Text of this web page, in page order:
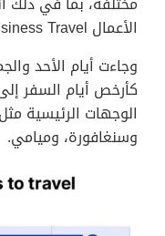
الأعمال Business Travel في عطلة نهاية الأسبوع.
وجاءت أيام الأحد
كأرخص أيام السفر
الوجهات الرئيسية
وسنغافورة، وميامي.